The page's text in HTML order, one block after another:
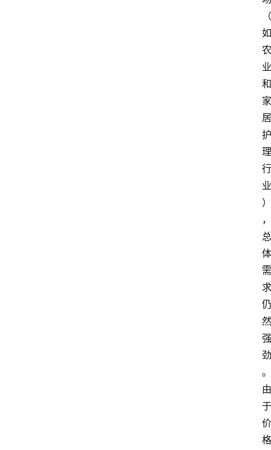
（
如
农
业
和
家
居
护
理
行
业
）
，
总
体
需
求
仍
然
强
劲
。
由
于
价
格